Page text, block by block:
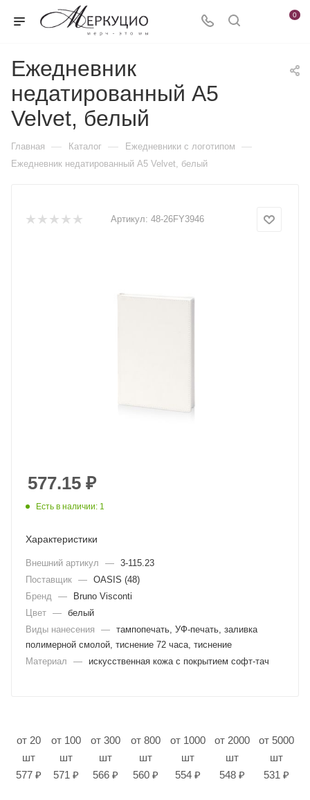
0
Ежедневник
недатированный А5
Velvet, белый
Главная — Каталог — Ежедневники c логотипом —
Ежедневник недатированный А5 Velvet, белый
Артикул: 48-26FY3946
577.15 ₽
Есть в наличии: 1
Характеристики
Внешний артикул — 3-115.23
Поставщик — OASIS (48)
Бренд
—
Bruno Visconti
Цвет — белый
Виды нанесения
— тампопечать, УФ-печать, заливка
полимерной смолой, тиснение 72 часа, тиснение
Материал
— искусственная кожа с покрытием софт-тач
от 20
шт
577 ₽
от 100
шт
571 ₽
от 300
шт
566 ₽
от 800
шт
560 ₽
от 1000
шт
554 ₽
от 2000
шт
548 ₽
от 5000
шт
531 ₽